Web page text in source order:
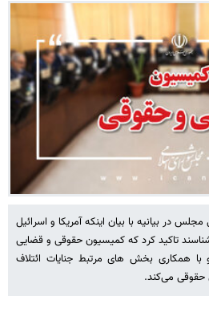
در بیانیه با بیان اینکه آمریکا و اسرائیل
تاکید کرد که کمیسیون حقوقی و قضایی
همکاری بخش های مرتبط جنایات ائتلاف
حقوقی می‌کند.